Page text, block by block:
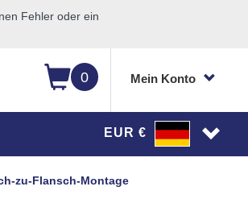
Fehler oder ein
0 Mein Konto
EUR €
zu-Flansch-Montage